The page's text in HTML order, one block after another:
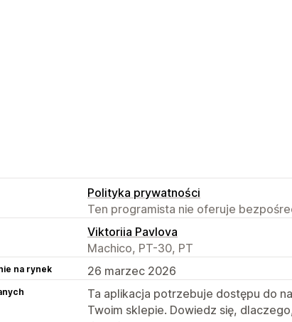
Polityka prywatności
Ten programista nie oferuje
Viktoriia Pavlova
Machico, PT-30, PT
na rynek 26 marzec 2026
Ta aplikacja potrzebuje dostępu do
Twoim sklepie. Dowiedz się,